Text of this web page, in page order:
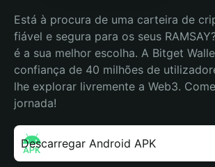
Está à procura de uma carteira de
fiável e segura para os seus
é a sua melhor escolha. A Bitget
confiança de 40 milhões de
lhe explorar livremente a Web3.
jornada!
Descarregar Android APK